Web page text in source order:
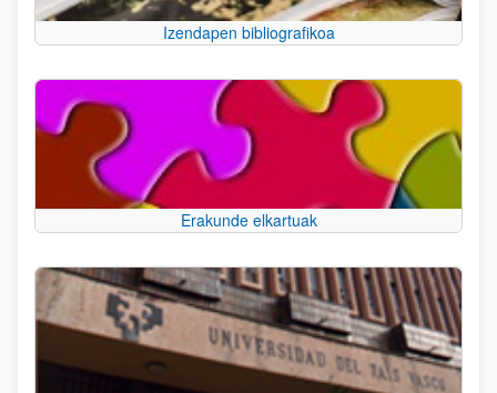
Izendapen bibliografikoa
Erakunde elkartuak